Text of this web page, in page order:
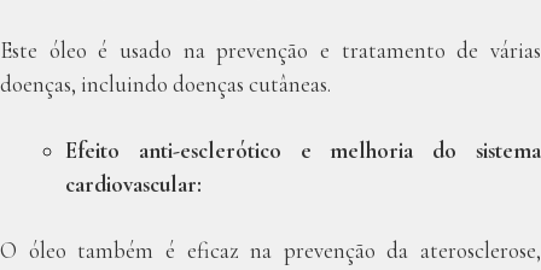
Este óleo é usado na prevenção e tratamento de várias
doenças, incluindo doenças cutâneas.
Efeito anti-esclerótico e melhoria do sistema
cardiovascular:
O óleo também é eficaz na prevenção da aterosclerose,